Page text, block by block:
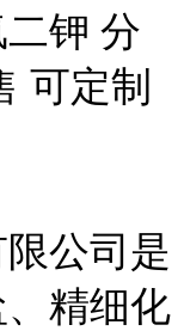
钾 分
可定制
公司是
精细化